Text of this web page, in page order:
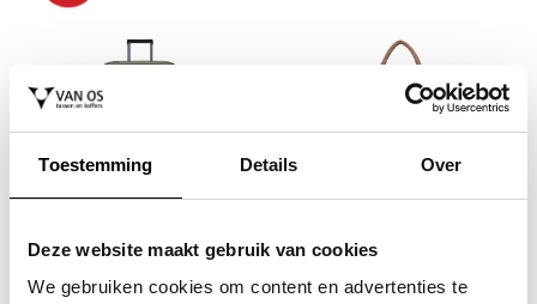
Toestemming Details Over
Deze website maakt gebruik van cookies
We gebruiken cookies om content en advertenties te
koffer / trolley /
reiskoffer 75 cm (large)
grote schoudertas /
handtas dames birina